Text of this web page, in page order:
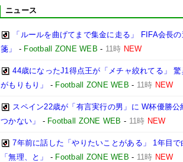
ニュース
「ルールを曲げてまで集金に走る」 FIFA会長
箋」
- Football ZONE WEB - 11時 NEW
44歳になったJ1得点王が「メチャ絞れてる」
がもりもり」
- Football ZONE WEB - 11時 NEW
スペイン22歳が「有言実行の男」に W杯優勝
つかない」
- Football ZONE WEB - 11時 NEW
7年前に話した「やりたいことがある」 1年目
「無理、と」
- Football ZONE WEB - 11時 NEW